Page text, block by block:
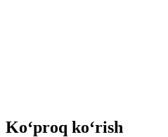
Ko‘proq ko‘rish